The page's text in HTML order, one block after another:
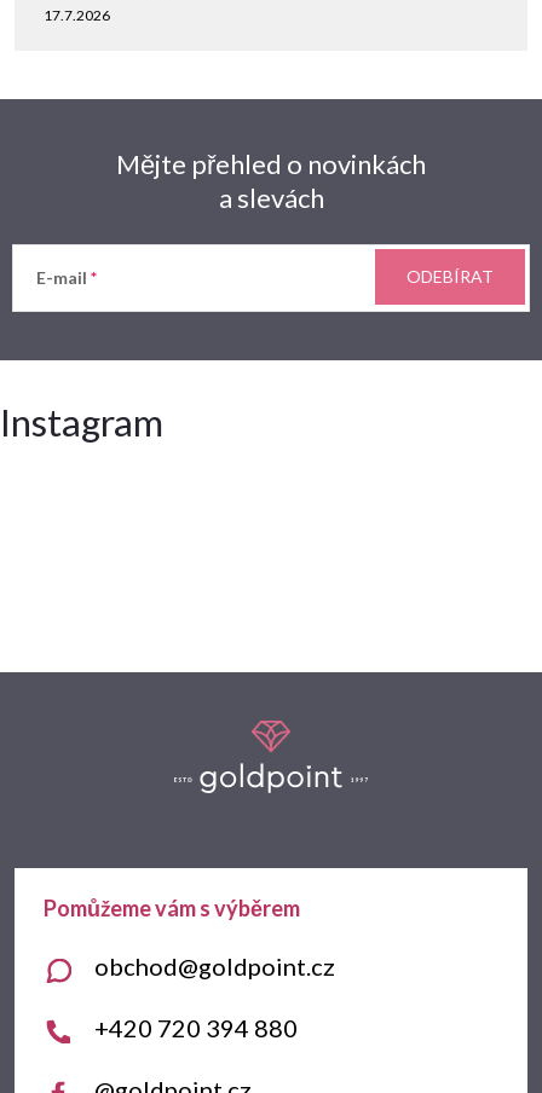
17.7.2026
Mějte přehled o novinkách
a slevách
E-mail ODEBÍRAT
Instagram
a
obchod@goldpoint.cz
+420 720 394 880